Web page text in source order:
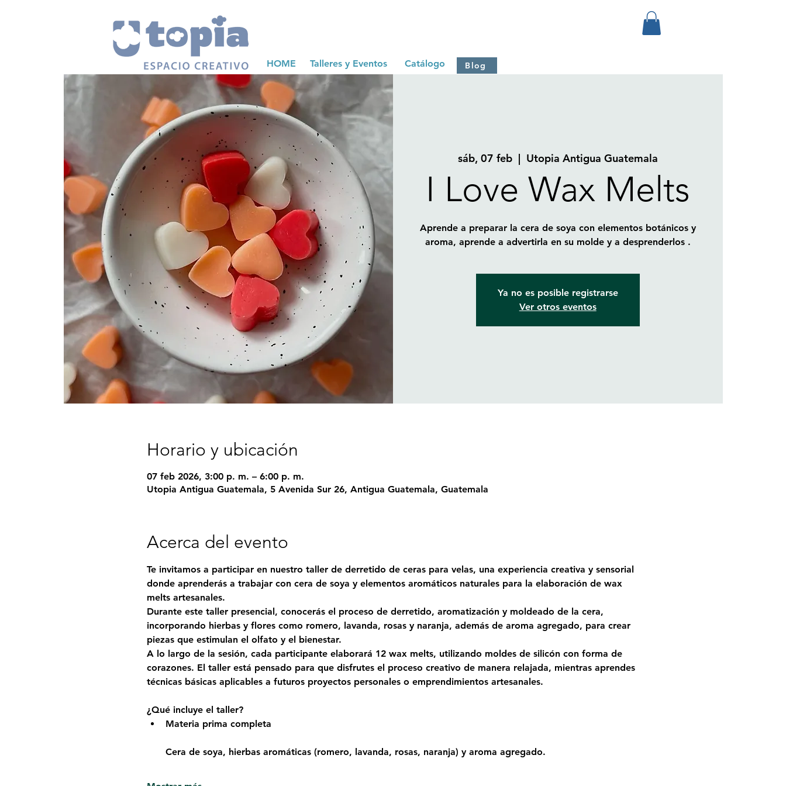
HOME Talleres y Eventos Catálogo Blog
sáb, 07 feb
  |
Utopia Antigua Guatemala
I Love Wax Melts
Aprende a preparar la cera de soya con elementos botánicos y
aroma, aprende a advertirla en su molde y a desprenderlos .
Ya no es posible registrarse
Ver otros eventos
Horario y ubicación
07 feb 2026, 3:00 p. m. – 6:00 p. m.
Utopia Antigua Guatemala, 5 Avenida Sur 26, Antigua Guatemala, Guatemala
Acerca del evento
Te invitamos a participar en nuestro taller de derretido de ceras para velas, una experiencia creativa y sensorial
donde aprenderás a trabajar con cera de soya y elementos aromáticos naturales para la elaboración de wax
melts artesanales.
Durante este taller presencial, conocerás el proceso de derretido, aromatización y moldeado de la cera,
incorporando hierbas y flores como romero, lavanda, rosas y naranja, además de aroma agregado, para crear
piezas que estimulan el olfato y el bienestar.
A lo largo de la sesión, cada participante elaborará 12 wax melts, utilizando moldes de silicón con forma de
corazones. El taller está pensado para que disfrutes el proceso creativo de manera relajada, mientras aprendes
técnicas básicas aplicables a futuros proyectos personales o emprendimientos artesanales.
¿Qué incluye el taller?
Materia prima completa
Cera de soya, hierbas aromáticas (romero, lavanda, rosas, naranja) y aroma agregado.